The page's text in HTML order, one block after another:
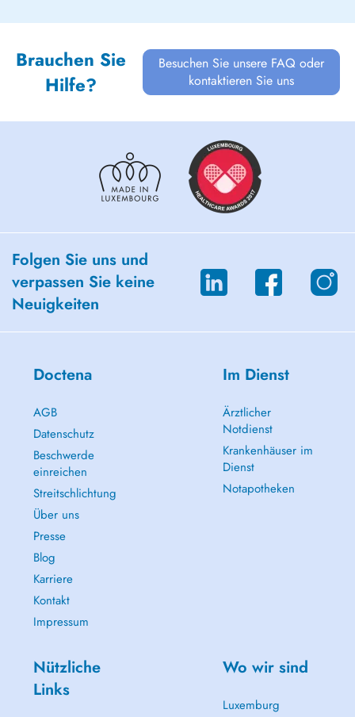
Brauchen Sie
Hilfe?
Besuchen Sie unsere FAQ oder
kontaktieren Sie uns
Folgen Sie uns und
verpassen Sie keine
Neuigkeiten
Doctena
AGB
Datenschutz
Beschwerde
einreichen
Streitschlichtung
Über uns
Presse
Blog
Karriere
Kontakt
Impressum
Im Dienst
Ärztlicher
Notdienst
Krankenhäuser im
Dienst
Notapotheken
Nützliche
Links
Wo wir sind
Luxemburg